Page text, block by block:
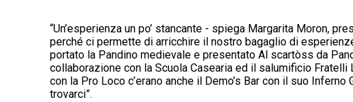
“Un’esperienza un po’ stancante - spiega Margarita Moron,
perché ci permette di arricchire il nostro bagaglio di
portato la Pandino medievale e presentato Al scartòss da
collaborazione con la Scuola Casearia ed il salumificio
con la Pro Loco c’erano anche il Demo’s Bar con il suo
trovarci”.